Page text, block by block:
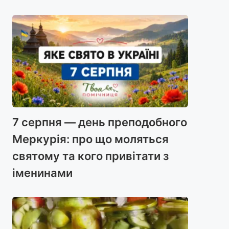
7 серпня — день преподобного
Меркурія: про що моляться
святому та кого привітати з
іменинами